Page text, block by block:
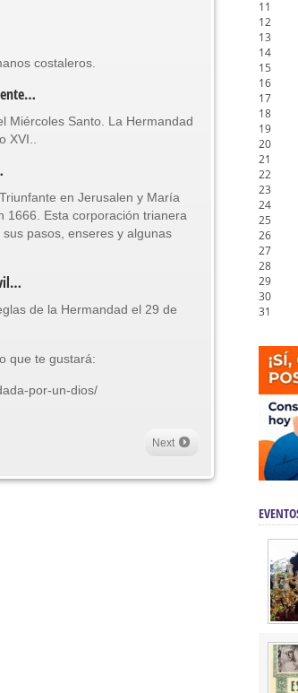
costaleros.
Miércoles Santo. La Hermandad
en Jerusalen y María
1666. Esta corporación trianera
pasos, enseres y algunas
de la Hermandad el 29 de
que te gustará:
por-un-dios/
Next
11
12
13
14
15
16
17
18
19
20
21
22
23
24
25
26
27
28
29
30
31